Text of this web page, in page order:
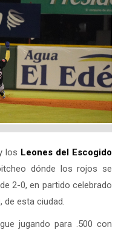
los Leones del Escogido
dónde los rojos se
2-0, en partido celebrado
, de esta ciudad.
jugando para .500 con